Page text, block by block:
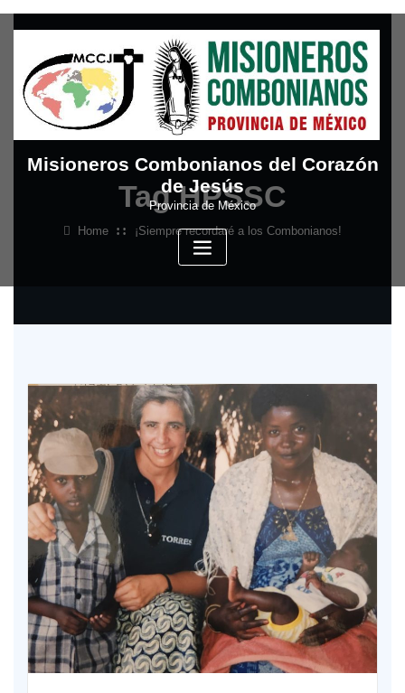
content
Misioneros Combonianos del Corazón
de Jesús
Provincia de México
Tag HPSSC
Home ¡Siempre recordaré a los Combonianos!